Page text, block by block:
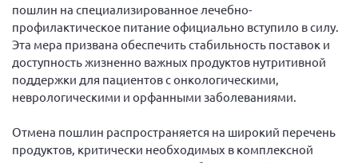
Вице-президент Черненко Д.Е.
Вице-президент Валюх М.В.
Вице-президент Чернова А.В.
Вице-президент Цикорин И.В.
Главный бухгалтер Жаворонкова Г.М.
Конференция ОООИБРС 2026
пошлин на специализированное лечебно-
профилактическое питание официально вступило в силу.
Эта мера призвана обеспечить стабильность поставок и
доступность жизненно важных продуктов нутритивной
поддержки для пациентов с онкологическими,
неврологическими и орфанными заболеваниями.
Отмена пошлин распространяется на широкий перечень
продуктов, критически необходимых в комплексной